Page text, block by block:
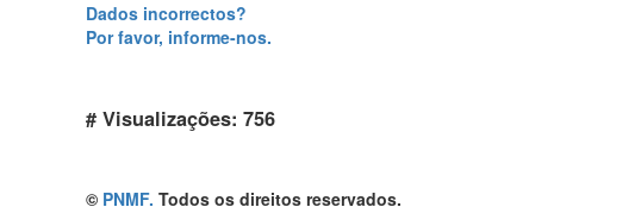
Dados incorrectos?
Por favor, informe-nos.
# Visualizações: 756
© PNMF. Todos os direitos reservados.